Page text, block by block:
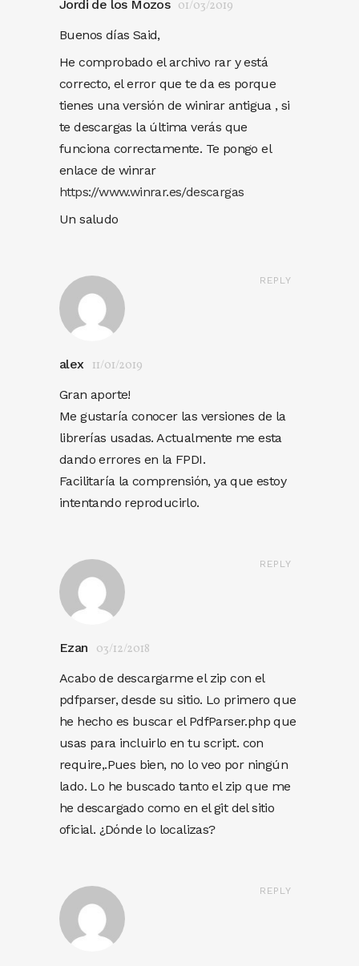
Jordi de los Mozos 01/03/2019
Buenos días Said,
He comprobado el archivo rar y está
correcto, el error que te da es porque
tienes una versión de winirar antigua , si
te descargas la última verás que
funciona correctamente. Te pongo el
enlace de winrar
https://www.winrar.es/descargas
Un saludo
REPLY
alex 11/01/2019
Gran aporte!
Me gustaría conocer las versiones de la
librerías usadas. Actualmente me esta
dando errores en la FPDI.
Facilitaría la comprensión, ya que estoy
intentando reproducirlo.
REPLY
Ezan
03/12/2018
Acabo de descargarme el zip con el
pdfparser, desde su sitio. Lo primero que
he hecho es buscar el PdfParser.php que
usas para incluirlo en tu script. con
require,.Pues bien, no lo veo por ningún
lado. Lo he buscado tanto el zip que me
he descargado como en el git del sitio
oficial. ¿Dónde lo localizas?
REPLY